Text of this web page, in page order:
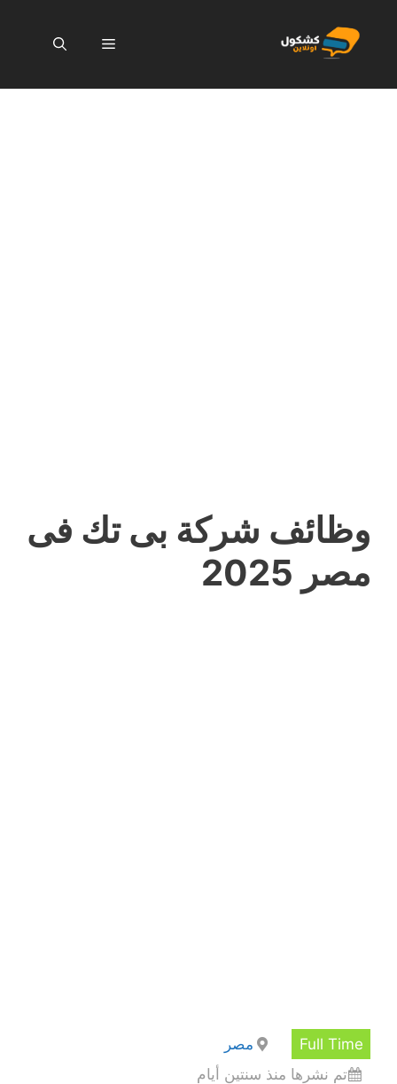
المحتوى
القائمة
وظائف شركة بى تك فى
مصر 2025
Full Time
مصر
تم نشرها منذ سنتين أيام